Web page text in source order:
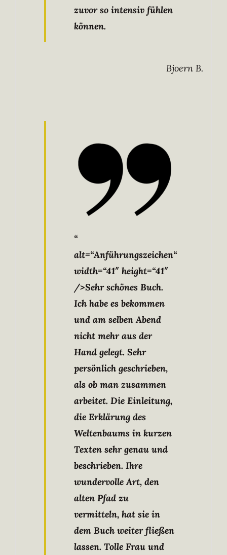
zuvor so intensiv fühlen
können.
Bjoern B.
“
alt=“Anführungszeichen“
width=“41″ height=“41″
/>Sehr schönes Buch.
Ich habe es bekommen
und am selben Abend
nicht mehr aus der
Hand gelegt. Sehr
persönlich geschrieben,
als ob man zusammen
arbeitet. Die Einleitung,
die Erklärung des
Weltenbaums in kurzen
Texten sehr genau und
beschrieben. Ihre
wundervolle Art, den
alten Pfad zu
vermitteln, hat sie in
dem Buch weiter fließen
lassen. Tolle Frau und